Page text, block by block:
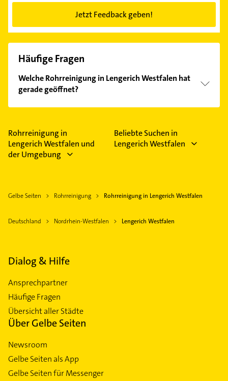
Jetzt Feedback geben!
Häufige Fragen
Welche Rohrreinigung in Lengerich Westfalen hat
gerade geöffnet?
Im Anbieter-Bereich finden Sie alleÖffnungszeiten.
Feiertagen abweichen können.
Rohrreinigung in
Lengerich Westfalen und
der Umgebung
Beliebte Suchen in
Lengerich Westfalen
Gelbe Seiten Rohrreinigung Rohrreinigung in Lengerich Westfalen
Deutschland Nordrhein-Westfalen Lengerich Westfalen
Dialog & Hilfe
Ansprechpartner
Häufige Fragen
Übersicht aller Städte
Über Gelbe Seiten
Newsroom
Gelbe Seiten als App
Gelbe Seiten für Messenger